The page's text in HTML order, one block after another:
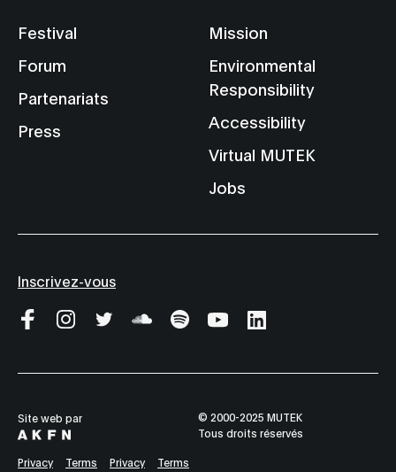
Festival
Forum
Partenariats
Press
Mission
Environmental
Responsibility
Accessibility
Virtual MUTEK
Jobs
Inscrivez-vous
Site web par
© 2000-2025 MUTEK
Tous droits réservés
Privacy Terms Privacy
Terms